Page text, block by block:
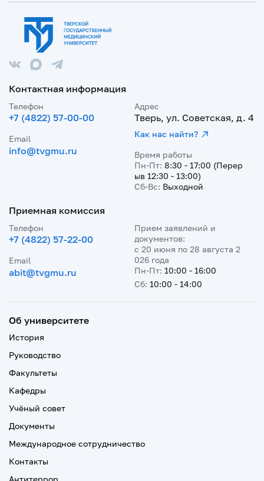
Контактная информация
Телефон
+7 (4822) 57-00-00
Email
info@tvgmu.ru
Адрес
Тверь, ул. Советская, д. 4
Как нас найти?
Время работы
Пн-Пт: 8:30 - 17:00 (Перер
ыв 12:30 - 13:00)
Сб-Вс: Выходной
Приемная комиссия
Телефон
+7 (4822) 57-22-00
Email
abit@tvgmu.ru
Прием заявлений и
документов:
с 20 июня по 28 августа 2
026 года
Пн-Пт: 10:00 - 16:00
Сб: 10:00 - 14:00
Об университете
История
Руководство
Факультеты
Кафедры
Учёный совет
Документы
Международное сотрудничество
Контакты
Антитеррор